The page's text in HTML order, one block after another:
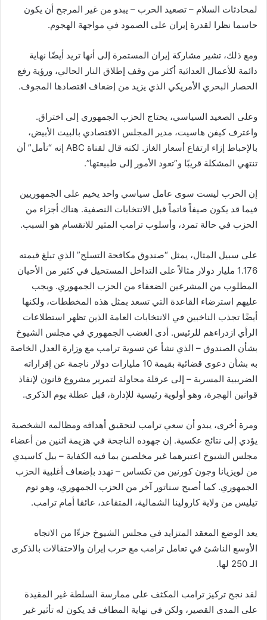
لمحادثات السلام – تصعيد الحرب – يبدو من غير المرجح أن يكون
حاسما نظرا لقدرة إيران على الصمود في مواجهة الهجوم.
ومع ذلك، تشير مشاركة إيران المستمرة إلى أنها تريد أيضًا نهاية
دائمة للأعمال العدائية أكثر من وقف إطلاق النار الحالي، ورؤية رفع
الحصار البحري الأمريكي الذي يزيد من إضعاف اقتصادها المجوف.
وعلى الصعيد السياسي، يحتاج الحزب الجمهوري إلى اختراق.
واعترف كيفن هاسيت، مدير المجلس الاقتصادي بالبيت الأبيض،
بالإحباط إزاء ارتفاع أسعار الغاز. لكنه قال لقناة ABC إنه “نأمل” أن
تنتهي المشكلة قريبًا و”تعود الأمور إلى طبيعتها”.
إن الحرب ليست سوى عامل سياسي واحد يخيم على الجمهوريين
فيما قد يكون صيفاً قاتماً قبل الانتخابات النصفية. هناك أجزاء من
الحزب في حالة تمرد، وأسلوب ترامب المثير للانقسام هو السبب.
على سبيل المثال، يمثل “صندوق مكافحة التسلح” الذي تبلغ قيمته
1.176 مليار دولار مثالاً على التداخل المستحيل في كثير من الأحيان
المطلوب من المشرعين الضعفاء من الحزب الجمهوري. ويجب
عليهم استرضاء القاعدة التي تسعد بمثل هذه المخططات، ولكنها
أيضًا تجذب الناخبين في الانتخابات العامة الذين تظهر استطلاعات
الرأي ازدراءهم للرئيس. أدى الغضب الجمهوري في مجلس الشيوخ
بشأن الصندوق – الذي نشأ عن تسوية ترامب مع وزارة العدل الخاصة
به بشأن دعوى قضائية بقيمة 10 مليارات دولار ناجمة عن إقراراته
الضريبية المسربة – إلى عرقلة محاولة لتمرير مشروع قانون لإنفاذ
قوانين الهجرة، وهو أولوية رئيسية للإدارة، قبل عطلة يوم الذكرى.
ومرة أخرى، يبدو أن سعي ترامب لتحقيق أهدافه ومظالمه الشخصية
يؤدي إلى نتائج عكسية. إن جهوده الناجحة في هزيمة اثنين من أعضاء
مجلس الشيوخ اعتبرهما غير مخلصين بما فيه الكفاية – بيل كاسيدي
من لويزيانا وجون كورنين من تكساس – تهدد بإضعاف أغلبية الحزب
الجمهوري. كما أصبح سناتور آخر من الحزب الجمهوري، وهو توم
تيليس من ولاية كارولينا الشمالية، المتقاعد، عائقا أمام ترامب.
يعد الوضع المعقد المتزايد في مجلس الشيوخ جزءًا من الاتجاه
الأوسع الناشئ في تعامل ترامب مع حرب إيران والاحتفالات بالذكرى
الـ 250 لها.
لقد نجح تركيز ترامب المكثف على ممارسة السلطة غير المقيدة
على المدى القصير، ولكن في نهاية المطاف قد يكون له تأثير غير